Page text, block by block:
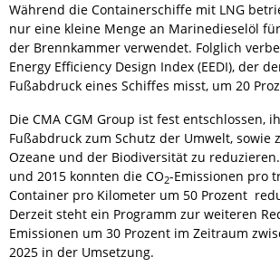
Während die Containerschiffe mit LNG
nur eine kleine Menge an Marinedieselöl
der Brennkammer verwendet. Folglich
Energy Efficiency Design Index (EEDI), der
Fußabdruck eines Schiffes misst, um 20
Die CMA CGM Group ist fest entschlossen,
Fußabdruck zum Schutz der Umwelt, sowie
Ozeane und der Biodiversität zu
und 2015 konnten die CO2-Emissionen pro
Container pro Kilometer um 50 Prozent
Derzeit steht ein Programm zur weiteren
Emissionen um 30 Prozent im Zeitraum
2025 in der Umsetzung.